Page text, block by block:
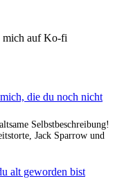
mich auf Ko-fi
die du noch nicht
Selbstbeschreibung!
Jack Sparrow und
alt geworden bist